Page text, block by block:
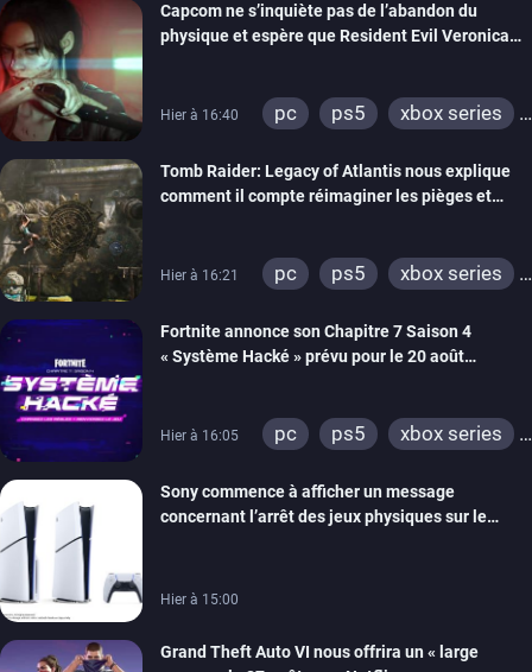
Capcom ne s’inquiète pas de l’abandon du
physique et espère que Resident Evil Veronica
Hier à 16:40 pc ps5
xbox series
Tomb Raider: Legacy of Atlantis nous explique
comment il compte réimaginer les pièges et
Hier à 16:21 pc ps5
xbox series
Fortnite annonce son Chapitre 7 Saison 4
« Système Hacké » prévu pour le 20 août
Hier à 16:05 pc ps5
xbox series
ps4
xbox one
switch 2
Sony commence à afficher un message
concernant l’arrêt des jeux physiques sur le
Hier à 15:00
Grand Theft Auto VI nous offrira un « large